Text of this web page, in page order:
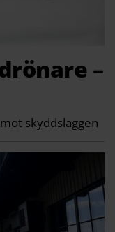
–
skyddslaggen